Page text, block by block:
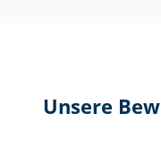
Unsere